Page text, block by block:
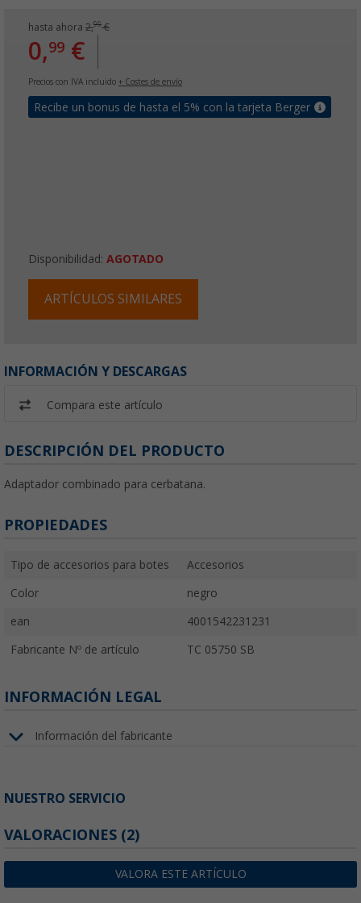
hasta ahora 2,99€
0,99 €
Precios con IVA incluido + Costes de envío
Recibe un bonus de hasta el 5% con la tarjeta Berger
Disponibilidad: AGOTADO
ARTÍCULOS SIMILARES
INFORMACIÓN Y DESCARGAS
Compara este artículo
DESCRIPCIÓN DEL PRODUCTO
Adaptador combinado para cerbatana.
PROPIEDADES
Tipo de accesorios para botes Accesorios
Color negro
ean 4001542231231
Fabricante Nº de artículo TC 05750 SB
INFORMACIÓN LEGAL
Información del fabricante
NUESTRO SERVICIO
VALORACIONES (2)
VALORA ESTE ARTÍCULO